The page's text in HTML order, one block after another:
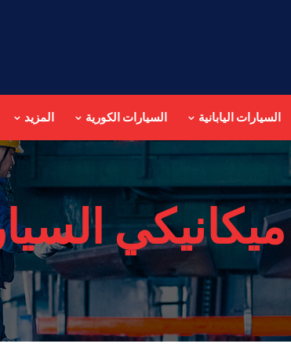
السيارات اليابانية السيارات الكورية المزيد
ميكانيكي